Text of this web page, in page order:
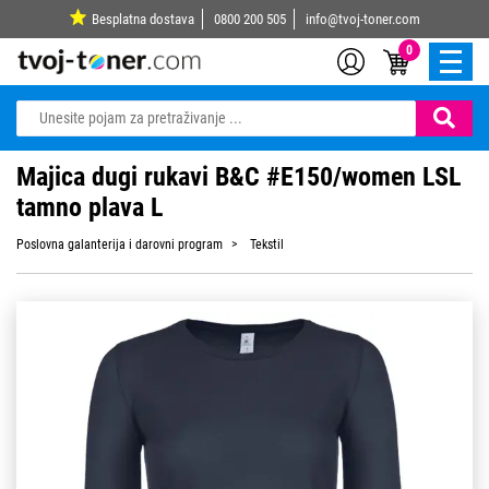
Besplatna dostava 0800 200 505 info@tvoj-toner.com
0
Majica dugi rukavi B&C #E150/women LSL
tamno plava L
Poslovna galanterija i darovni program Tekstil